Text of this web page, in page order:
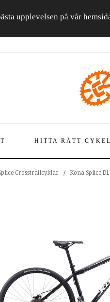
upplevelsen på vår
HITTA RÄTT CYKEL
Crosstrailcyklar / Kona Splice DL